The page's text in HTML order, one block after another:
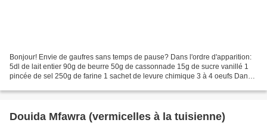
Bonjour! Envie de gaufres sans temps de pause? Dans l'ordre d'apparition:
5dl de lait entier 90g de beurre 50g de cassonnade 15g de sucre vanillé 1
pincée de sel 250g de farine 1 sachet de levure chimique 3 à 4 oeufs Dans
Douida Mfawra (vermicelles à la tuisienne)